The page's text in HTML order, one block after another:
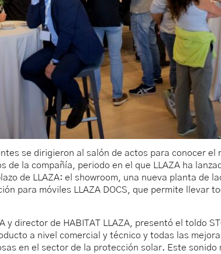
se dirigieron al salón de actos para conocer el
de la compañía, periodo en el que LLAZA ha
de LLAZA: el showroom, una nueva planta de
para móviles LLAZA DOCS, que permite llevar
director de HABITAT LLAZA, presentó el toldo
a nivel comercial y técnico y todas las
en el sector de la protección solar. Este